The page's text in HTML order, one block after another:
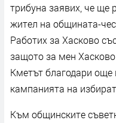
трибуна заявих, че ще
жител на общината-
Работих за Хасково
защото за мен
Кметът благодари още
кампанията на
Към общинските